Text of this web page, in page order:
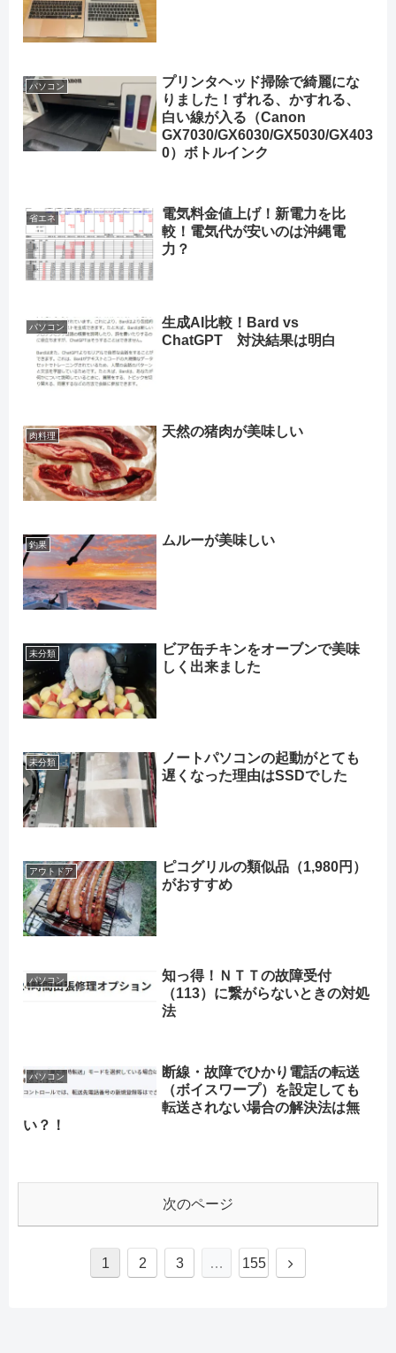
パソコン
プリンタヘッド掃除で綺麗にな
りました！ずれる、かすれる、
白い線が入る（Canon
GX7030/GX6030/GX5030/GX403
0）ボトルインク
省エネ
電気料金値上げ！新電力を比
較！電気代が安いのは沖縄電
力？
パソコン
生成AI比較！Bard vs
ChatGPT 対決結果は明白
肉料理 天然の猪肉が美味しい
釣果 ムルーが美味しい
未分類
ビア缶チキンをオーブンで美味
しく出来ました
未分類
ノートパソコンの起動がとても
遅くなった理由はSSDでした
アウトドア
ピコグリルの類似品（1,980円）
がおすすめ
パソコン
知っ得！ＮＴＴの故障受付
（113）に繋がらないときの対処
法
パソコン
断線・故障でひかり電話の転送
（ボイスワープ）を設定しても
転送されない場合の解決法は無
い？！
次のページ
1 2 3 … 155